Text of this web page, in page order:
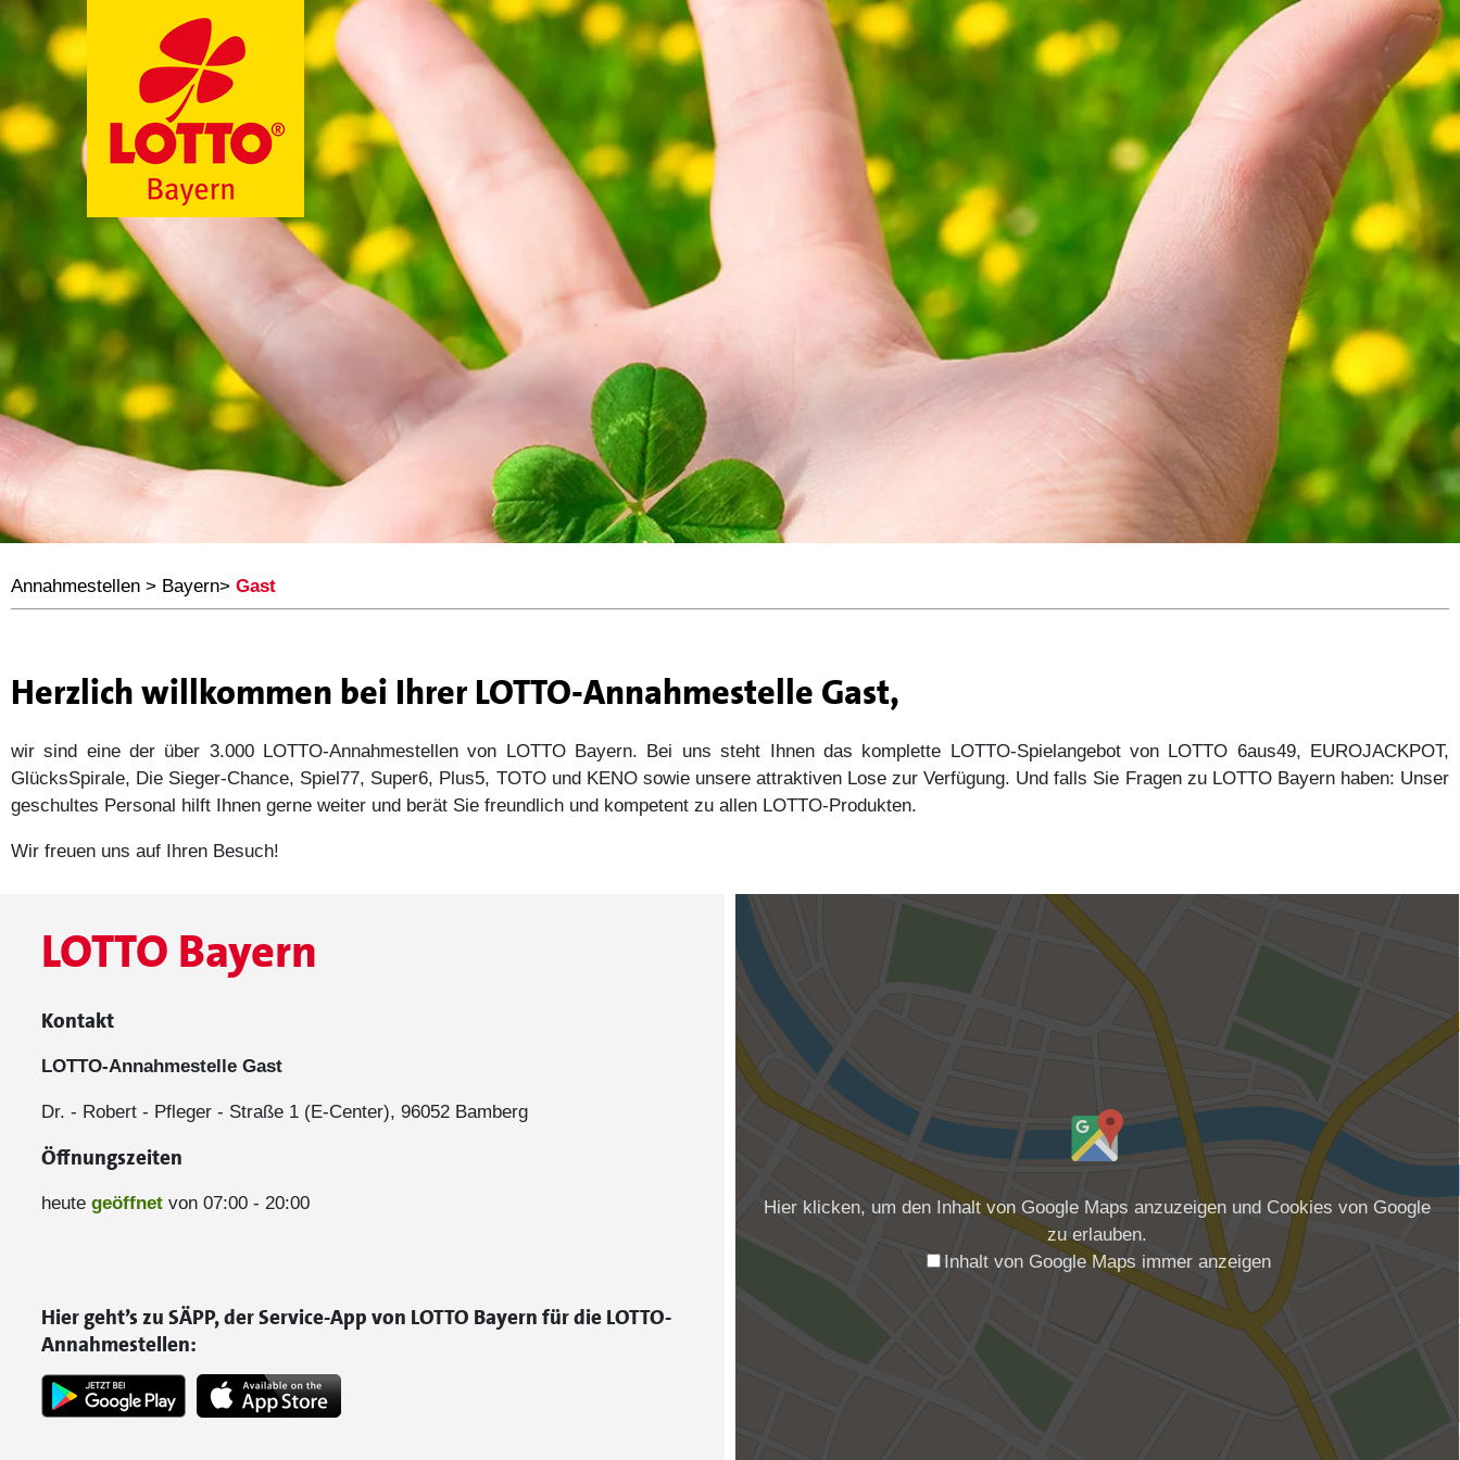
Annahmestellen > Bayern> Gast
Herzlich willkommen bei Ihrer LOTTO-Annahmestelle Gast,
wir sind eine der über 3.000 LOTTO-Annahmestellen von LOTTO Bayern. Bei uns steht Ihnen das komplette LOTTO-Spielangebot von LOTTO 6aus49, EUROJACKPOT,
GlücksSpirale, Die Sieger-Chance, Spiel77, Super6, Plus5, TOTO und KENO sowie unsere attraktiven Lose zur Verfügung. Und falls Sie Fragen zu LOTTO Bayern haben: Unser
geschultes Personal hilft Ihnen gerne weiter und berät Sie freundlich und kompetent zu allen LOTTO-Produkten.
Wir freuen uns auf Ihren Besuch!
LOTTO Bayern
Kontakt
LOTTO-Annahmestelle Gast
Dr. - Robert - Pfleger - Straße 1 (E-Center), 96052 Bamberg
Öffnungszeiten
heute geöffnet von 07:00 - 20:00
Hier geht’s zu SÄPP, der Service-App von LOTTO Bayern für die LOTTO-
Annahmestellen:
Hier klicken, um den Inhalt von Google Maps anzuzeigen und Cookies von Google
zu erlauben.
Inhalt von Google Maps immer anzeigen